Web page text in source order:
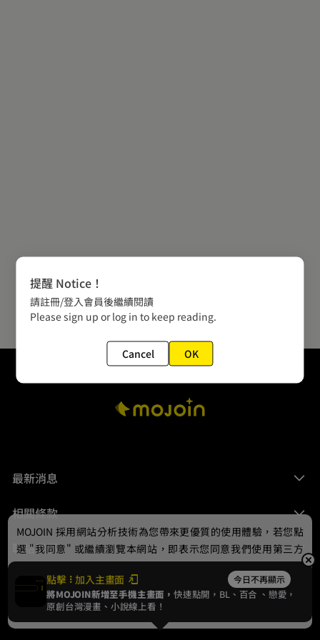
最新消息
相關條款
聯絡我們
© 2024 gamania Digital Entertainment Co., Ltd.
點擊 加入主畫面 今日不再顯示
將MOJOIN新增至手機主畫面，快速點開，BL、 百合 、戀愛，
原創台灣漫畫、小說線上看！
MOJOIN 採用網站分析技術為您帶來更優質的使用體驗，若您點
選 "我同意" 或繼續瀏覽本網站，即表示您同意我們使用第三方
Cookie，欲瞭解更多資訊請見隱私權政策。
我同意
提醒 Notice！
請註冊/登入會員後繼續閱讀
Please sign up or log in to keep reading.
Cancel OK